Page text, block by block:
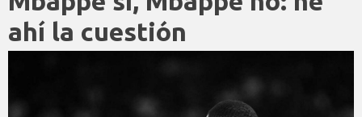
ahí la cuestión